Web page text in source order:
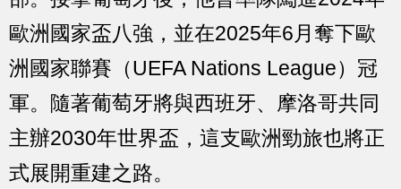
歐洲國家盃八強，並在2025年6月奪下歐
洲國家聯賽（UEFA Nations League）冠
軍。隨著葡萄牙將與西班牙、摩洛哥共同
主辦2030年世界盃，這支歐洲勁旅也將正
式展開重建之路。